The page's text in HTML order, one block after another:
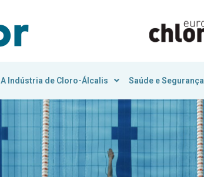
A Indústria de Cloro-Álcalis Saúde e Segurança